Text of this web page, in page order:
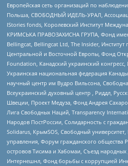
Европейская сеть организаций по
Польша, СВОБОДНЫЙ ИДЕЛЬ-УРАЛ,
IStories fonds, Королевский Институт
КРИМСЬКА ПРАВОЗАХИСНА ГРУПА, Фонд
Bellingcat, Bellingcat Ltd, The Insider,
Центральной и Восточной Европы, Фонд
Foundation, Канадский украинский
Украинская национальная федерация
научный центр им Вудро Вильсона,
Всеукраинский духовный центр , Риддл,
Швеции, Проект Медуза, Фонд Андрея
Лига Свободных Наций, Transparеncy
Народов ПостРоссии, Солидарность с
Solidarus, КрымSOS, Свободный университет,
управления, Форум гражданского общества
островов Тисима и Хабомаи, Съезд народных
Интернешнл, Фонд борьбы с коррупцией Инк,